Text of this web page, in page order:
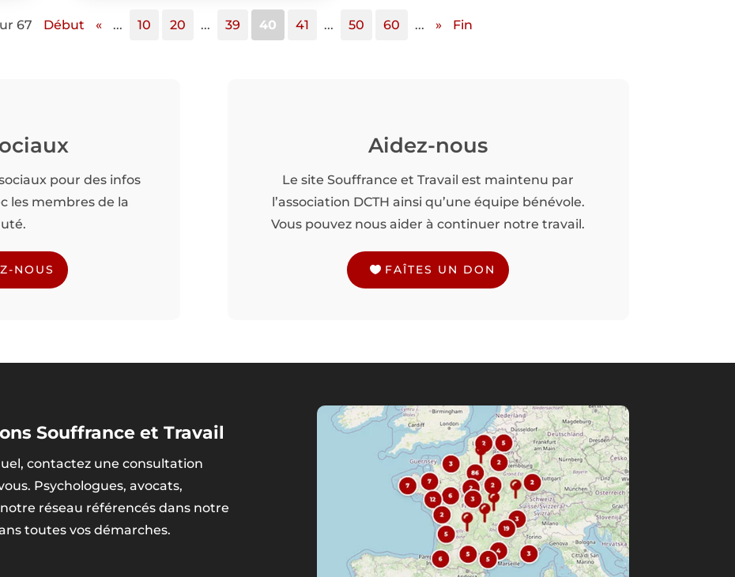
67 Début « ... 10 20 ... 39 40 41 ... 50 60 ... » Fin
pour des infos
les membres de la
NOUS
Aidez-nous
Le site Souffrance et Travail est maintenu par
l’association DCTH ainsi qu’une équipe bénévole.
Vous pouvez nous aider à continuer notre travail.
FAÎTES UN DON
Souffrance et Travail
contactez une consultation
Psychologues, avocats,
réseau référencés dans notre
toutes vos démarches.